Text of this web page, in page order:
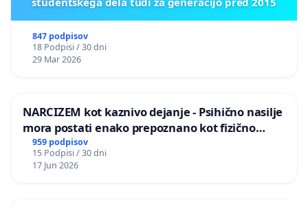
847 podpisov
18 Podpisi / 30 dni
29 Mar 2026
NARCIZEM kot kaznivo dejanje - Psihično nasilje
mora postati enako prepoznano kot fizično
nasilje
959 podpisov
15 Podpisi / 30 dni
17 Jun 2026